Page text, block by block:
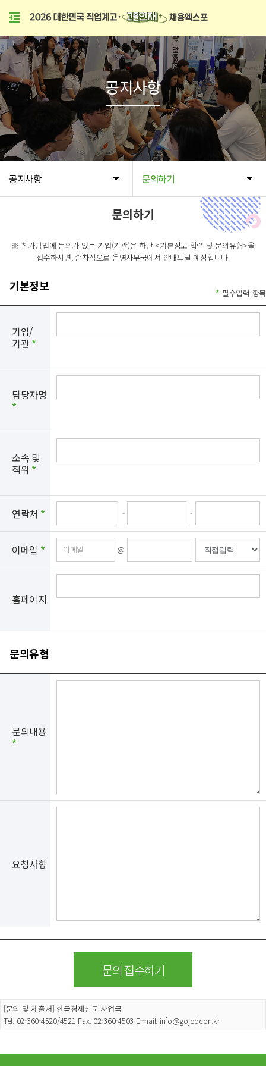
공지사항 문의하기
공지사항
문의하기
※ 참가방법에 문의가 있는 기업(기관)은 하단 <기본정보 입력 및 문의유형>을
접수하시면, 순차적으로 운영사무국에서 안내드릴 예정입니다.
기본정보 * 필수입력 항목
기업/
기관 *
담당자명
*
소속 및
직위 *
연락처 * - -
이메일 * @
홈페이지
문의유형
문의내용
*
요청사항
[문의 및 제출처] 한국경제신문 사업국
Tel. 02-360-4520/4521 Fax. 02-360-4503 E-mail. info@gojobcon.kr